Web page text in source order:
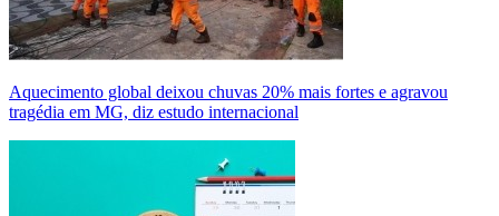
Aquecimento global deixou chuvas 20% mais fortes e agravou
tragédia em MG, diz estudo internacional